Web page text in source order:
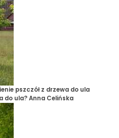
pszczół z drzewa do ula
do ula?Anna Celińska